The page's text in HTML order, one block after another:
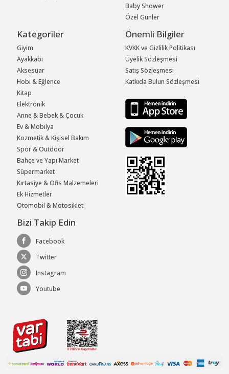
Baby Shower
Özel Günler
Kategoriler
Giyim
Ayakkabı
Aksesuar
Hobi & Eğlence
Kitap
Elektronik
Anne & Bebek & Çocuk
Ev & Mobilya
Kozmetik & Kişisel Bakım
Spor & Outdoor
Bahçe ve Yapı Market
Süpermarket
Kırtasiye & Ofis Malzemeleri
Ek Hizmetler
Otomobil & Motosiklet
Önemli Bilgiler
KVKK ve Gizlilik Politikası
Üyelik Sözleşmesi
Satış Sözleşmesi
Katkıda Bulun Sözleşmesi
Bizi Takip Edin
Facebook
Twitter
Instagram
Youtube